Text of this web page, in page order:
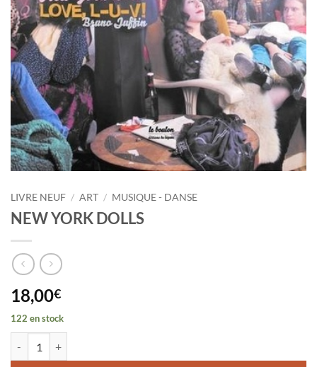
LIVRE NEUF / ART / MUSIQUE - DANSE
NEW YORK DOLLS
18,00€
122 en stock